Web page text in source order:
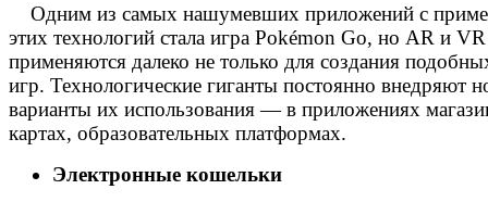
Одним из самых нашумевших приложений с
этих технологий стала игра Pokémon Go, но AR и VR
применяются далеко не только для создания
игр. Технологические гиганты постоянно внедряют
варианты их использования — в приложениях
картах, образовательных платформах.
Электронные кошельки